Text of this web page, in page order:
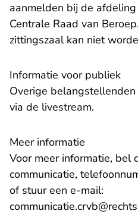
aanmelden bij de
Centrale Raad van
zittingszaal kan niet
Informatie voor publiek
Overige
via de livestream.
Meer informatie
Voor meer informatie, bel
communicatie,
of stuur een e-mail: